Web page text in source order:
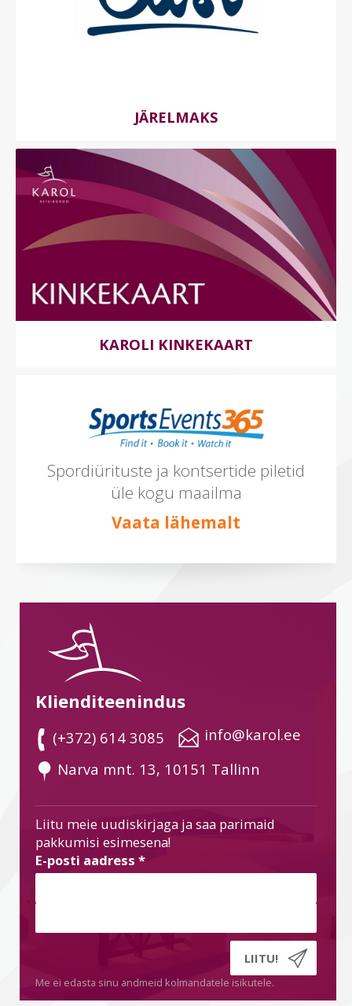
JÄRELMAKS
KAROLI KINKEKAART
Spordiürituste ja kontsertide piletid
üle kogu maailma
Vaata lähemalt
Klienditeenindus
(+372) 614 3085
info@karol.ee
Narva mnt. 13, 10151 Tallinn
Liitu meie uudiskirjaga ja saa parimaid
pakkumisi esimesena!
E-posti aadress *
Me ei edasta sinu andmeid kolmandatele isikutele.